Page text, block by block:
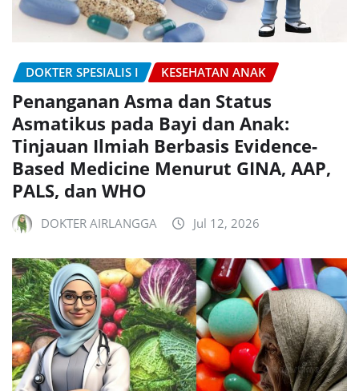
DOKTER SPESIALIS I KESEHATAN ANAK
Penanganan Asma dan Status
Asmatikus pada Bayi dan Anak:
Tinjauan Ilmiah Berbasis Evidence-
Based Medicine Menurut GINA, AAP,
PALS, dan WHO
DOKTER AIRLANGGA Jul 12, 2026